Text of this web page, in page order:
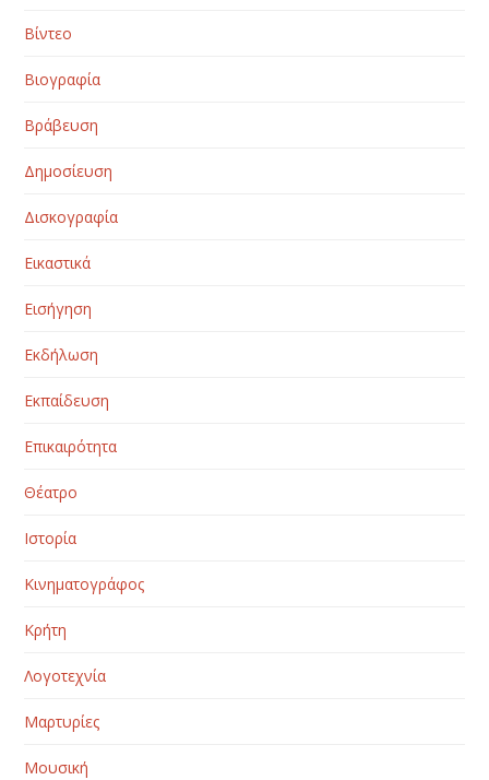
Βίντεο
Βιογραφία
Βράβευση
Δημοσίευση
Δισκογραφία
Εικαστικά
Εισήγηση
Εκδήλωση
Εκπαίδευση
Επικαιρότητα
Θέατρο
Ιστορία
Κινηματογράφος
Κρήτη
Λογοτεχνία
Μαρτυρίες
Μουσική